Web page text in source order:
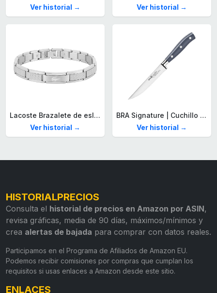
Ver historial →
Ver historial →
Lacoste Brazalete de eslabón para Hombre Colección STENCIL de Acero inoxidable
Ver historial →
BRA Signature | Cuchillo tomatero 120 mm, Acero Inoxidable alemán forjado con Molibdeno Vanadio, Mango Remachado ABS, Diseño Ergonómico, Hoja 1,6 mm espesor
Ver historial →
HISTORIALPRECIOS
Consulta el historial de precios en Amazon por ASIN,
revisa gráficas, media de 90 días, máximos/mínimos y
crea alertas de bajada para comprar con datos reales.
Participamos en el Programa de Afiliados de Amazon EU.
Podemos recibir comisiones por compras que cumplan los
requisitos si usas enlaces a Amazon desde este sitio.
ENLACES